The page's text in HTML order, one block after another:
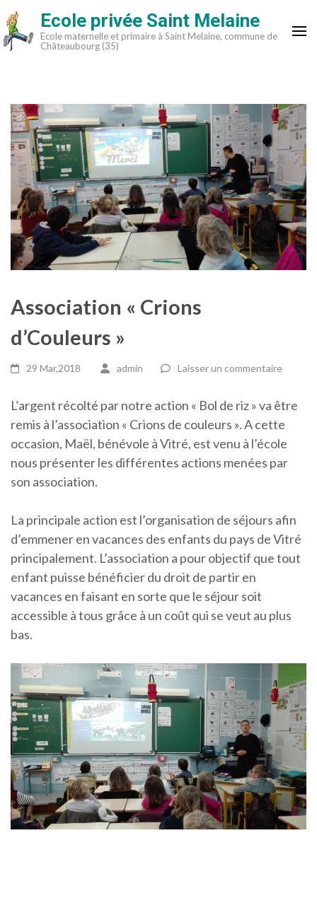
Aller
au
contenu
Ecole privée Saint Melaine
Ecole maternelle et primaire à Saint Melaine, commune de
Châteaubourg (35)
Association « Crions
d’Couleurs »
29 Mar,2018 admin Laisser un commentaire
L’argent récolté par notre action « Bol de riz » va être
remis à l’association « Crions de couleurs ». A cette
occasion, Maël, bénévole à Vitré, est venu à l’école
nous présenter les différentes actions menées par
son association.
La principale action est l’organisation de séjours afin
d’emmener en vacances des enfants du pays de Vitré
principalement. L’association a pour objectif que tout
enfant puisse bénéficier du droit de partir en
vacances en faisant en sorte que le séjour soit
accessible à tous grâce à un coût qui se veut au plus
bas.